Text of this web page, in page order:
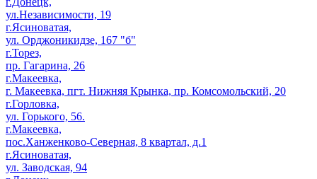
ул.Независимости, 19
г.Ясиноватая,
ул. Орджоникидзе, 167 "б"
г.Торез,
пр. Гагарина, 26
г.Макеевка,
г. Макеевка, пгт. Нижняя Крынка, пр. Комсомольский, 20
г.Горловка,
ул. Горького, 56.
г.Макеевка,
пос.Ханженково-Северная, 8 квартал, д.1
г.Ясиноватая,
ул. Заводская, 94